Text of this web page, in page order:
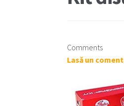
Comments
Lasă un